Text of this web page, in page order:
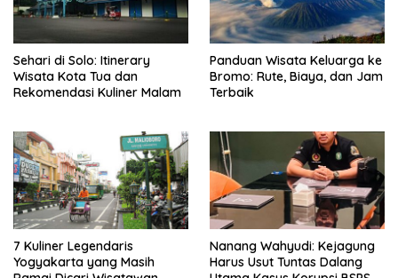
Sehari di Solo: Itinerary
Wisata Kota Tua dan
Rekomendasi Kuliner Malam
Panduan Wisata Keluarga ke
Bromo: Rute, Biaya, dan Jam
Terbaik
7 Kuliner Legendaris
Yogyakarta yang Masih
Nanang Wahyudi: Kejagung
Harus Usut Tuntas Dalang